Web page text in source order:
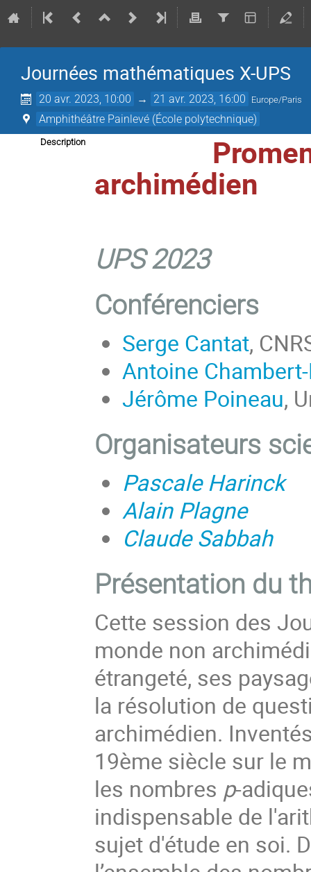
Journées mathématiques X-UPS
20 avr. 2023, 10:00 → 21 avr. 2023, 16:00 Europe/Paris
Amphithéâtre Painlevé (École polytechnique)
Description
archimédien
UPS 2023
Conférenciers
Serge Cantat,
Antoine
Jérôme Poineau,
Organisateurs
Pascale Harinck
Alain Plagne
Claude Sabbah
Présentation du
Cette session des
monde non
étrangeté, ses
la résolution de
archimédien.
19ème siècle sur le
les nombres p-
indispensable de
sujet d'étude en soi.